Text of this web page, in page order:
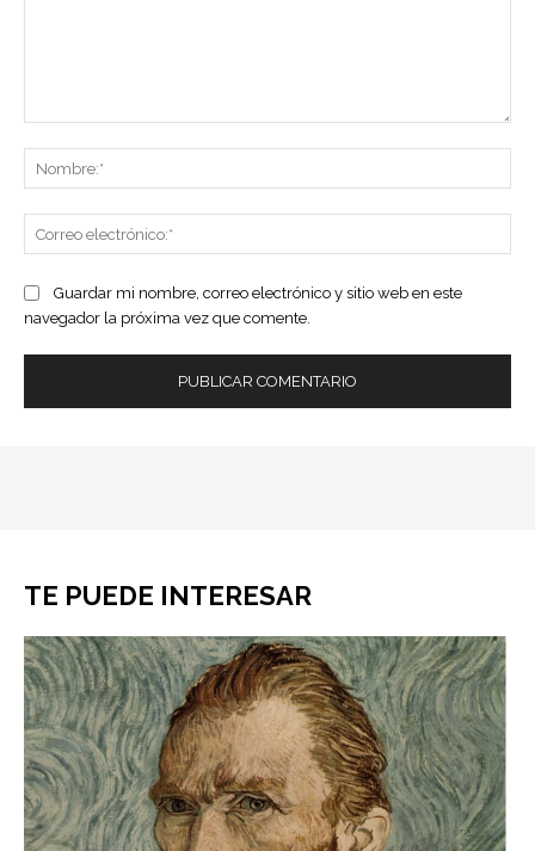
Guardar mi nombre, correo electrónico y sitio web en este
navegador la próxima vez que comente.
TE PUEDE INTERESAR